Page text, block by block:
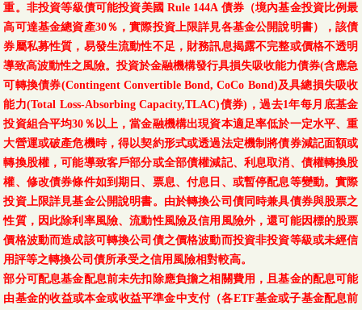
重。非投資等級債可能投資美國 Rule 144A 債券（境內基金投資比例最
高可達基金總資產30％，實際投資上限詳見各基金公開說明書），該債
券屬私募性質，易發生流動性不足，財務訊息揭露不完整或價格不透明
導致高波動性之風險。投資於金融機構發行具損失吸收能力債券(含應急
可轉換債券(Contingent Convertible Bond, CoCo Bond)及具總損失吸收
能力(Total Loss-Absorbing Capacity,TLAC)債券)，過去1年每月底基金
投資組合平均30％以上，當金融機構出現資本適足率低於一定水平、重
大營運或破產危機時，得以契約形式或透過法定機制將債券減記面額或
轉換股權，可能導致客戶部分或全部債權減記、利息取消、債權轉換股
權、修改債券條件如到期日、票息、付息日、或暫停配息等變動。實際
投資上限詳見基金公開說明書。由於轉換公司債同時兼具債券與股票之
性質，因此除利率風險、流動性風險及信用風險外，還可能因標的股票
價格波動而造成該可轉換公司債之價格波動而投資非投資等級或未經信
用評等之轉換公司債所承受之信用風險相對較高。
部分可配息基金配息前未先扣除應負擔之相關費用，且基金的配息可能
由基金的收益或本金或收益平準金中支付（各ETF基金或子基金配息前